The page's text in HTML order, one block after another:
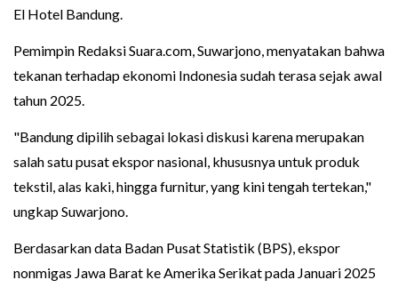
El Hotel Bandung.
Pemimpin Redaksi Suara.com, Suwarjono, menyatakan bahwa
tekanan terhadap ekonomi Indonesia sudah terasa sejak awal
tahun 2025.
"Bandung dipilih sebagai lokasi diskusi karena merupakan
salah satu pusat ekspor nasional, khususnya untuk produk
tekstil, alas kaki, hingga furnitur, yang kini tengah tertekan,"
ungkap Suwarjono.
Berdasarkan data Badan Pusat Statistik (BPS), ekspor
nonmigas Jawa Barat ke Amerika Serikat pada Januari 2025